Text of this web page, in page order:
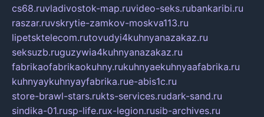
cs68.ruvladivostok-map.ruvideo-seks.rubankaribi.ru
raszar.ruvskrytie-zamkov-moskva113.ru
lipetsktelecom.rutovudyi4kuhnyanazakaz.ru
seksuzb.ruguzywia4kuhnyanazakaz.ru
fabrikaofabrikaokuhny.rukuhnyaekuhnyaafabrika.ru
kuhnyaykuhnyayfabrika.rue-abis1c.ru
store-brawl-stars.rukts-services.rudark-sand.ru
sindika-01.rusp-life.rux-legion.rusib-archives.ru